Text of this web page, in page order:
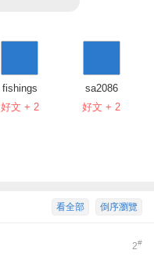
fishings
好文 + 2
sa2086
好文 + 2
倒序瀏覽
看全部
2#